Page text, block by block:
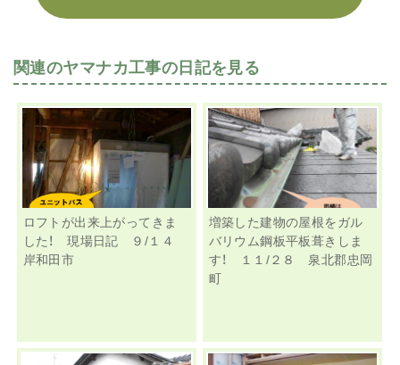
関連のヤマナカ工事の日記を見る
ロフトが出来上がってきま
した！ 現場日記 ９/１４
岸和田市
増築した建物の屋根をガル
バリウム鋼板平板葺きしま
す！ １１/２８ 泉北郡忠岡
町